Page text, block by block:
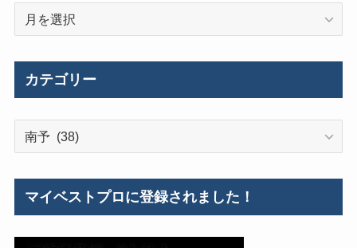
例
カテゴリー
マイベストプロに登録されました！